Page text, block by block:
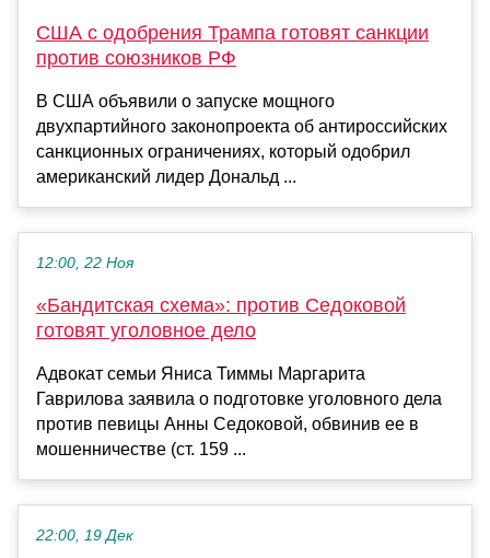
США с одобрения Трампа готовят санкции
против союзников РФ
В США объявили о запуске мощного
двухпартийного законопроекта об антироссийских
санкционных ограничениях, который одобрил
американский лидер Дональд ...
12:00, 22 Ноя
«Бандитская схема»: против Седоковой
готовят уголовное дело
Адвокат семьи Яниса Тиммы Маргарита
Гаврилова заявила о подготовке уголовного дела
против певицы Анны Седоковой, обвинив ее в
мошенничестве (ст. 159 ...
22:00, 19 Дек